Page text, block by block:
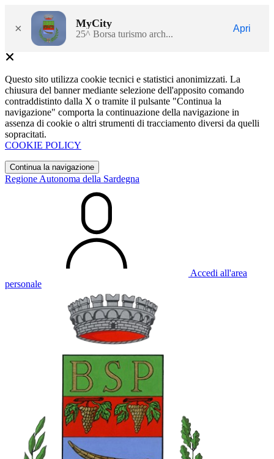
× MyCity
25^ Borsa turismo arch...
Apri
Questo sito utilizza cookie tecnici e statistici anonimizzati. La
chiusura del banner mediante selezione dell'apposito comando
contraddistinto dalla X o tramite il pulsante "Continua la
navigazione" comporta la continuazione della navigazione in
assenza di cookie o altri strumenti di tracciamento diversi da quelli
sopracitati.
COOKIE POLICY
Continua la navigazione
Regione Autonoma della Sardegna
Accedi all'area
personale